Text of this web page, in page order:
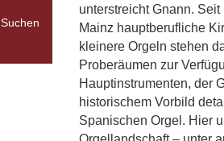
Suchen
unterstreicht Gnann.
Mainz hauptberufliche
kleinere Orgeln stehen
Proberäumen zur
Hauptinstrumenten, der
historischem Vorbild
Spanischen Orgel. Hier